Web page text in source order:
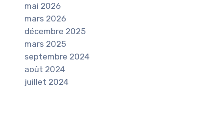
mai 2026
mars 2026
décembre 2025
mars 2025
septembre 2024
août 2024
juillet 2024